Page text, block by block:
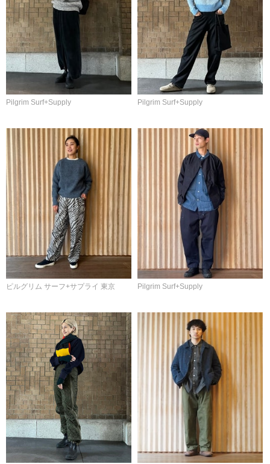
Pilgrim Surf+Supply Pilgrim Surf+Supply
ピルグリム サーフ+サプライ 東京 Pilgrim Surf+Supply